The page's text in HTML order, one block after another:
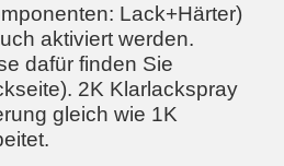
Lack+Härter)
aktiviert werden.
dafür finden Sie
2K Klarlackspray
gleich wie 1K